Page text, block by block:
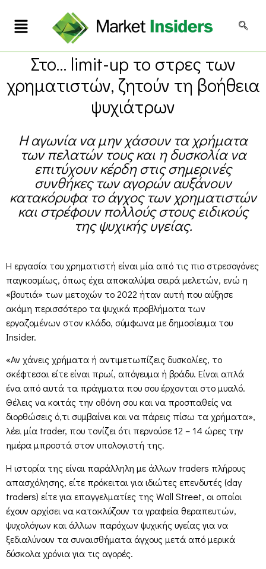
Στο… limit-up το στρες των
χρηματιστών, ζητούν τη βοήθεια
ψυχιάτρων
Η αγωνία να μην χάσουν τα χρήματα
των πελατών τους και η δυσκολία να
επιτύχουν κέρδη στις σημερινές
συνθήκες των αγορών αυξάνουν
κατακόρυφα το άγχος των χρηματιστών
και στρέφουν πολλούς στους ειδικούς
της ψυχικής υγείας.
Η εργασία του χρηματιστή είναι μία από τις πιο στρεσογόνες
παγκοσμίως, όπως έχει αποκαλύψει σειρά μελετών, ενώ η
«βουτιά» των μετοχών το 2022 ήταν αυτή που αύξησε
ακόμη περισσότερο τα ψυχικά προβλήματα των
εργαζομένων στον κλάδο, σύμφωνα με δημοσίευμα του
Insider.
«Αν χάνεις χρήματα ή αντιμετωπίζεις δυσκολίες, το
σκέφτεσαι είτε είναι πρωί, απόγευμα ή βράδυ. Είναι απλά
ένα από αυτά τα πράγματα που σου έρχονται στο μυαλό.
Θέλεις να κοιτάς την οθόνη σου και να προσπαθείς να
διορθώσεις ό,τι συμβαίνει και να πάρεις πίσω τα χρήματα»,
λέει μία trader, που τονίζει ότι περνούσε 12 – 14 ώρες την
ημέρα μπροστά στον υπολογιστή της.
Η ιστορία της είναι παράλληλη με άλλων traders πλήρους
απασχόλησης, είτε πρόκειται για ιδιώτες επενδυτές (day
traders) είτε για επαγγελματίες της Wall Street, οι οποίοι
έχουν αρχίσει να κατακλύζουν τα γραφεία θεραπευτών,
ψυχολόγων και άλλων παρόχων ψυχικής υγείας για να
ξεδιαλύνουν τα συναισθήματα άγχους μετά από μερικά
δύσκολα χρόνια για τις αγορές.